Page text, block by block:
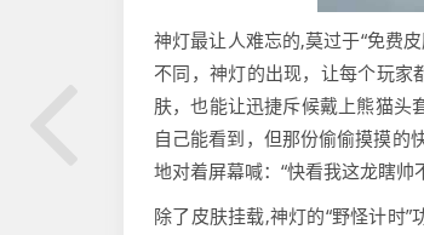
神灯最让人难忘的,莫过于“免费
不同，神灯的出现，让每个玩家
肤，也能让迅捷斥候戴上熊猫头
自己能看到，但那份偷偷摸摸
地对着屏幕喊：“快看我这龙瞎帅
除了皮肤挂载,神灯的“野怪计时